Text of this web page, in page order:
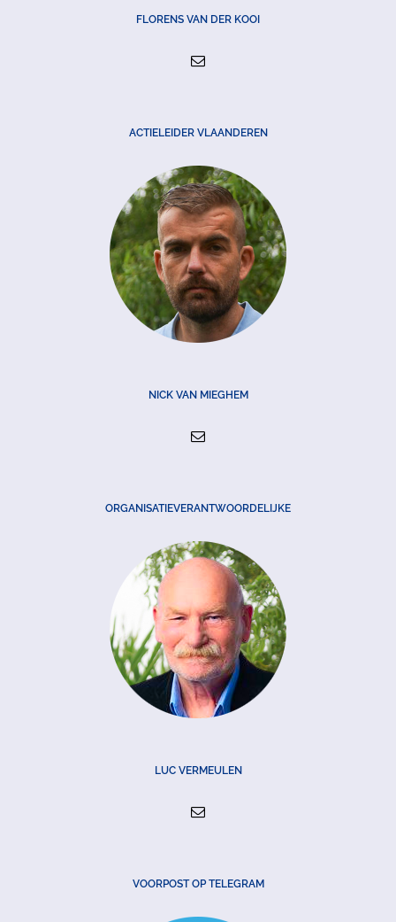
FLORENS VAN DER KOOI
ACTIELEIDER VLAANDEREN
NICK VAN MIEGHEM
ORGANISATIEVERANTWOORDELIJKE
LUC VERMEULEN
VOORPOST OP TELEGRAM